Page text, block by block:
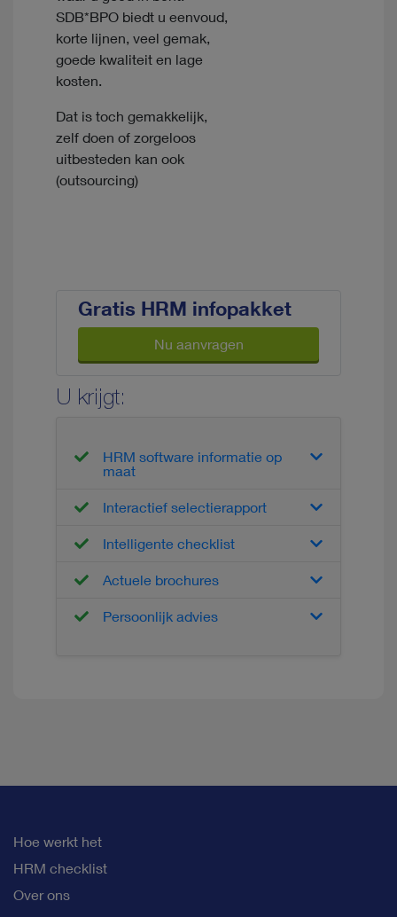
SDB*BPO biedt u eenvoud,
korte lijnen, veel gemak,
goede kwaliteit en lage
kosten.
Dat is toch gemakkelijk,
zelf doen of zorgeloos
uitbesteden kan ook
(outsourcing)
Gratis HRM infopakket
Nu aanvragen
U krijgt:
HRM software informatie op
maat
Interactief selectierapport
Intelligente checklist
Actuele brochures
Persoonlijk advies
Hoe werkt het
HRM checklist
Over ons